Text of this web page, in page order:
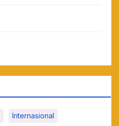
Internasional